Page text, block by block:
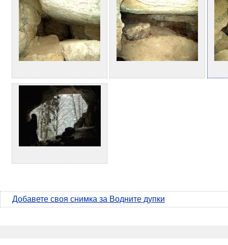
Добавете своя снимка за Водните дупки